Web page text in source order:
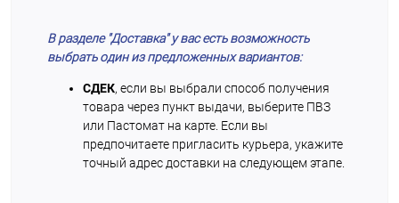
В разделе "Доставка" у вас есть возможность
выбрать один из предложенных вариантов:
СДЕК, если вы выбрали способ получения
товара через пункт выдачи, выберите ПВЗ
или Пастомат на карте. Если вы
предпочитаете пригласить курьера, укажите
точный адрес доставки на следующем этапе.